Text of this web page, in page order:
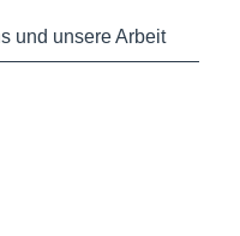
und unsere Arbeit